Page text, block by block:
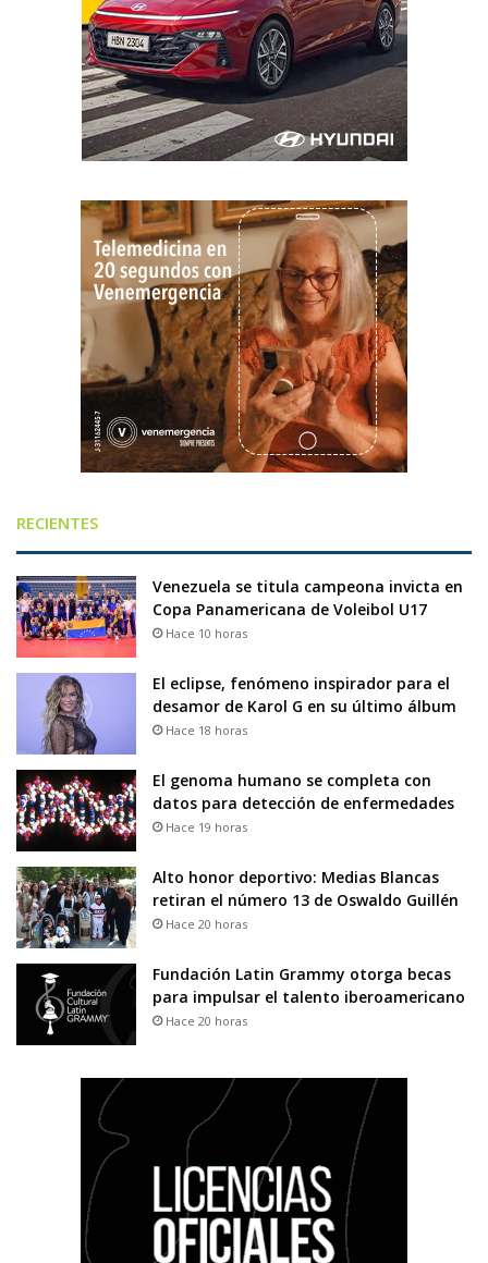
RECIENTES
Venezuela se titula campeona invicta en
Copa Panamericana de Voleibol U17
Hace 10 horas
El eclipse, fenómeno inspirador para el
desamor de Karol G en su último álbum
Hace 18 horas
El genoma humano se completa con
datos para detección de enfermedades
Hace 19 horas
Alto honor deportivo: Medias Blancas
retiran el número 13 de Oswaldo Guillén
Hace 20 horas
Fundación Latin Grammy otorga becas
para impulsar el talento iberoamericano
Hace 20 horas